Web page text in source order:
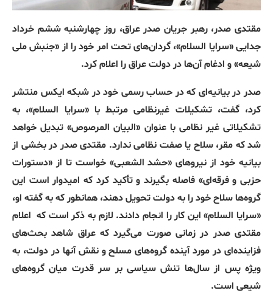
مقتدی صدر، رهبر جریان صدر عراق، روز چهارشنبه ششم خرداد
جدایی «سرایا السلام»، گردان‌های تحت امر خود را از «جنبش ملی
شیعه» و ادغام آن‌ها در دولت عراق را اعلام کرد.
صدر در بیانیه‌ای که در حساب رسمی خود در شبکه ایکس منتشر
کرد، گفت، تشکیلات غیرنظامی مرتبط با «سرایا السلام»، به
تشکیلاتی غیر نظامی با عنوان «البیان المرصوص» تبدیل خواهد
شد که مقر، سلاح یا صفت نظامی ندارد. مقتدی صدر در بخشی از
بیانیه خود از نیروهای «حشد الشعبی» خواست تا از «دستورات
حزبی و فرقه‌ای» فاصله بگیرند و تأکید کرد که امیدوار است این
گروه‌ها سلاح خود را به دولت تحویل دهند، همانطور که به گفته او،
«سرایا السلام» این کار را انجام دادند. لازم به ذکر است که اعلام
مقتدی صدر در زمانی صورت می‌گیرد که عراق شاهد بحث‌های
فزاینده‌ای در مورد آینده گروه‌های مسلح و نقش آنها در دولت، به
ویژه پس از سال‌ها تنش سیاسی بر سر قدرت میان گروه‌‌های
شیعی است.